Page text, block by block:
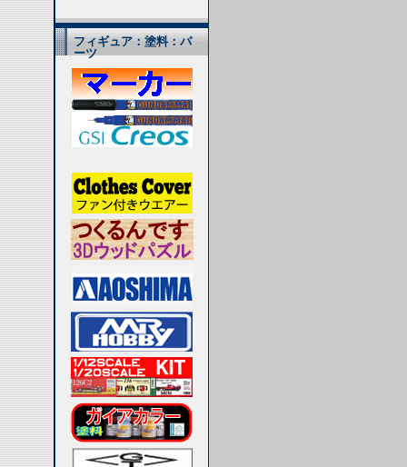
フィギュア：塗料：パ
ーツ